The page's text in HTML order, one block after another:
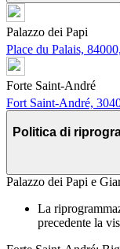
Palazzo dei Papi
Place du Palais,
Forte Saint-André
Fort Saint-André,
Politica di
Palazzo dei Papi e
La
precedente la